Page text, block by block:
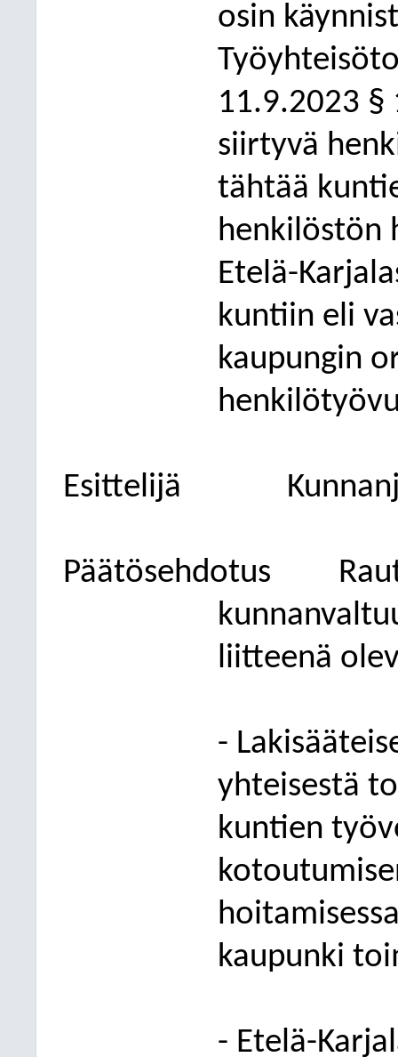
osin
11.9.2023
siirtyvä
tähtää
henkilöstön
Etelä-
kuntiin eli
kaupungin
Esittelijä
Päätösehdotus
liitteenä
-
yhteisestä
kuntien
kaupunki
- Etelä-